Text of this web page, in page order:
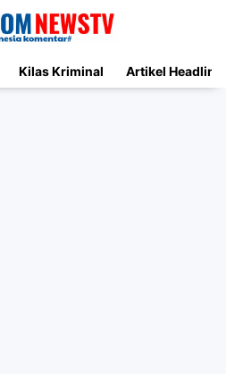
Kilas Kriminal Artikel Headline